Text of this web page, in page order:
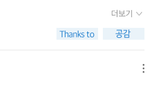
그러해서, 에드나는 모성애가 강하지
기네 귀한 자식이 행여 조금이라도
개를 퍼덕’이고 ‘자식을 우상처럼
개인으로서의 자신의 특권을 없애고,
펼치는 걸 신성한 특권으로’ 여기며
기도 했던 산부인과 의사의 권유로 소
음 발표를 한 때가 마흔 살이었단다.
있지만 19세기에 나이 마흔이면 지
성상에 부합하지 않는 여성상을 그
판되었다가 60년만에 복각됩니다.
려낸 소설로 페미니즘의 선구적 작
더보기